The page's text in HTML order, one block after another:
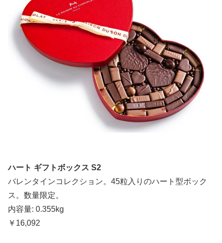
ハート ギフトボックス S2
バレンタインコレクション。45粒入りのハート型ボック
ス。数量限定。
内容量: 0.355kg
￥16,092